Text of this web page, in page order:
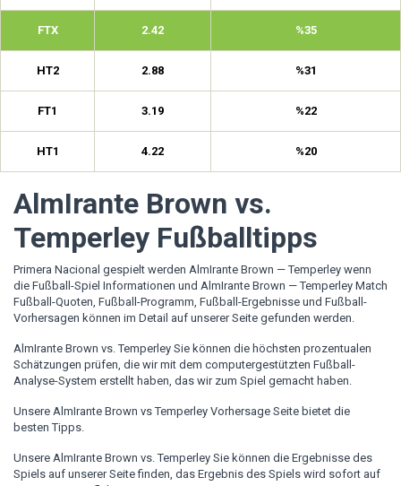
FTX 2.42 %35
HT2 2.88 %31
FT1 3.19 %22
HT1 4.22 %20
AlmIrante Brown vs.
Temperley Fußballtipps
Primera Nacional gespielt werden AlmIrante Brown — Temperley wenn
die Fußball-Spiel Informationen und AlmIrante Brown — Temperley Match
Fußball-Quoten, Fußball-Programm, Fußball-Ergebnisse und Fußball-
Vorhersagen können im Detail auf unserer Seite gefunden werden.
AlmIrante Brown vs. Temperley Sie können die höchsten prozentualen
Schätzungen prüfen, die wir mit dem computergestützten Fußball-
Analyse-System erstellt haben, das wir zum Spiel gemacht haben.
Unsere AlmIrante Brown vs Temperley Vorhersage Seite bietet die
besten Tipps.
Unsere AlmIrante Brown vs. Temperley Sie können die Ergebnisse des
Spiels auf unserer Seite finden, das Ergebnis des Spiels wird sofort auf